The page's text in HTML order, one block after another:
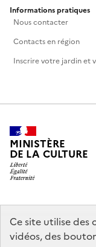
Ce site utilise des
vidéos, des
Informations pratiques
Nous contacter
Contacts en région
Inscrire votre jardin et
MINISTÈRE
DE LA CULTURE
legifrance.gouv.fr
service-